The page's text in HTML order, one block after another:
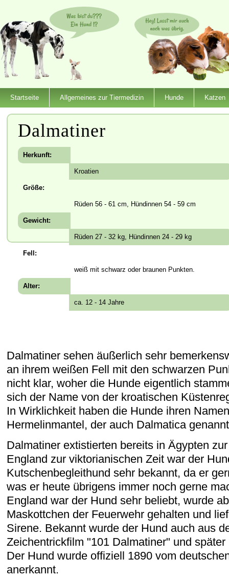
Startseite Allgemeines zur Tiermedizin Hunde Katzen
Dalmatiner
Herkunft:
Kroatien
Größe:
Rüden 56 - 61 cm, Hündinnen 54 - 59 cm
Gewicht:
Rüden 27 - 32 kg, Hündinnen 24 - 29 kg
Fell:
weiß mit schwarz oder braunen Punkten.
Alter:
ca. 12 - 14 Jahre
Dalmatiner sehen äußerlich sehr
an ihrem weißen Fell mit den schwarzen
nicht klar, woher die Hunde eigentlich
sich der Name von der kroatischen
In Wirklichkeit haben die Hunde ihren
Hermelinmantel, der auch Dalmatica
Dalmatiner extistierten bereits in Ägypten
England zur viktorianischen Zeit war der
Kutschenbegleithund sehr bekannt, da er
was er heute übrigens immer noch gerne
England war der Hund sehr beliebt, wurde
Maskottchen der Feuerwehr gehalten und
Sirene. Bekannt wurde der Hund auch aus
Zeichentrickfilm "101 Dalmatiner" und
Der Hund wurde offiziell 1890 vom
anerkannt.